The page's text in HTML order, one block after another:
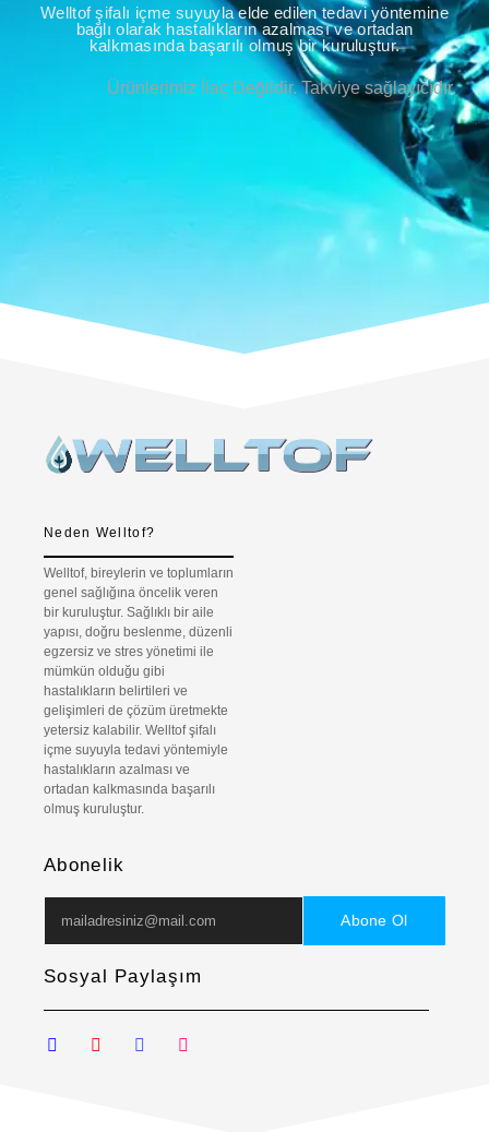
Welltof şifalı içme suyuyla elde edilen tedavi yöntemine
bağlı olarak hastalıkların azalması ve ortadan
kalkmasında başarılı olmuş bir kuruluştur.
Ürünlerimiz İlaç Değildir. Takviye sağlayıcıdır.
Neden Welltof?
Welltof, bireylerin ve toplumların
genel sağlığına öncelik veren
bir kuruluştur. Sağlıklı bir aile
yapısı, doğru beslenme, düzenli
egzersiz ve stres yönetimi ile
mümkün olduğu gibi
hastalıkların belirtileri ve
gelişimleri de çözüm üretmekte
yetersiz kalabilir. Welltof şifalı
içme suyuyla tedavi yöntemiyle
hastalıkların azalması ve
ortadan kalkmasında başarılı
olmuş kuruluştur.
Abonelik
Abone Ol
Sosyal Paylaşım